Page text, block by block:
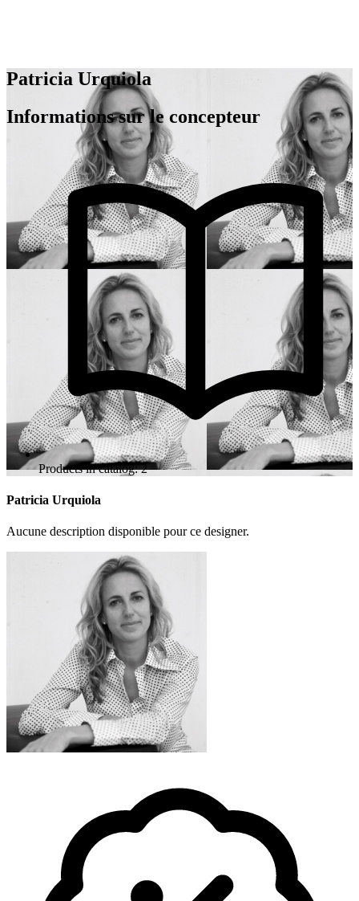
Patricia Urquiola
Informations sur le concepteur
Products in catalog: 2
Patricia Urquiola
Aucune description disponible pour ce designer.